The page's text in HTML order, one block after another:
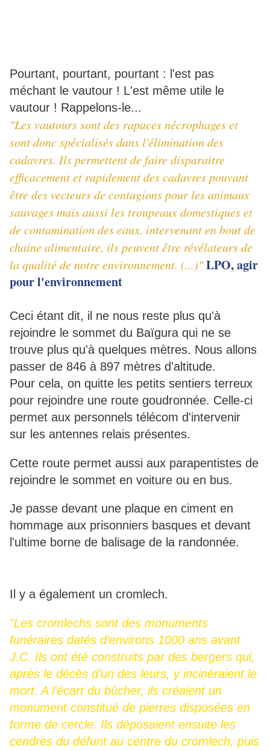
Pourtant, pourtant, pourtant : l'est pas
méchant le vautour ! L'est même utile le
vautour ! Rappelons-le...
"Les vautours sont des rapaces nécrophages et
sont donc spécialisés dans l'élimination des
cadavres. Ils permettent de faire disparaitre
efficacement et rapidement des cadavres pouvant
être des vecteurs de contagions pour les animaux
sauvages mais aussi les troupeaux domestiques et
de contamination des eaux. intervenant en bout de
chaine alimentaire, ils peuvent être révélateurs de
la qualité de notre environnement. (...)"LPO, agir
pour l'environnement
Ceci étant dit, il ne nous reste plus qu'à
rejoindre le sommet du Baïgura qui ne se
trouve plus qu'à quelques mètres. Nous allons
passer de 846 à 897 mètres d'altitude.
Pour cela, on quitte les petits sentiers terreux
pour rejoindre une route goudronnée. Celle-ci
permet aux personnels télécom d'intervenir
sur les antennes relais présentes.
Cette route permet aussi aux parapentistes de
rejoindre le sommet en voiture ou en bus.
Je passe devant une plaque en ciment en
hommage aux prisonniers basques et devant
l'ultime borne de balisage de la randonnée.
Il y a également un cromlech.
"Les cromlechs sont des monuments
funéraires datés d’environs 1000 ans avant
J.C. Ils ont été construits par des bergers qui,
après le décès d'un des leurs, y incinéraient le
mort. A l'écart du bûcher, ils créaient un
monument constitué de pierres disposées en
forme de cercle. Ils déposaient ensuite les
cendres du défunt au centre du cromlech, puis